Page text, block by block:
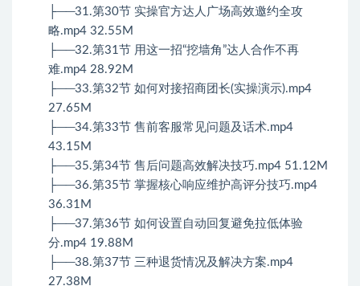
├──31.第30节 实操官方达人广场高效邀约全攻
略.mp4 32.55M
├──32.第31节 用这一招“挖墙角”达人合作不再
难.mp4 28.92M
├──33.第32节 如何对接招商团长(实操演示).mp4
27.65M
├──34.第33节 售前客服常见问题及话术.mp4
43.15M
├──35.第34节 售后问题高效解决技巧.mp4 51.12M
├──36.第35节 掌握核心响应维护高评分技巧.mp4
36.31M
├──37.第36节 如何设置自动回复避免拉低体验
分.mp4 19.88M
├──38.第37节 三种退货情况及解决方案.mp4
27.38M